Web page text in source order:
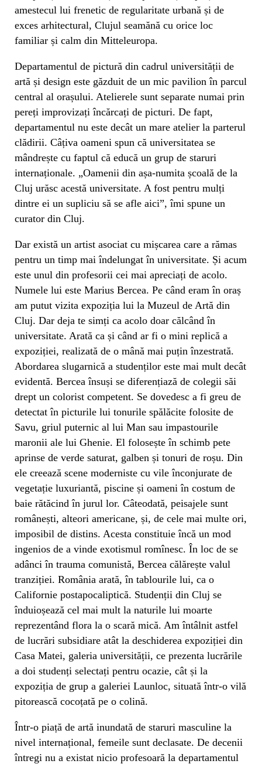
amestecul lui frenetic de regularitate urbană și de
exces arhitectural, Clujul seamănă cu orice loc
familiar și calm din Mitteleuropa.
Departamentul de pictură din cadrul universității de
artă și design este găzduit de un mic pavilion în parcul
central al orașului. Atelierele sunt separate numai prin
pereți improvizați încărcați de picturi. De fapt,
departamentul nu este decât un mare atelier la parterul
clădirii. Câțiva oameni spun că universitatea se
mândrește cu faptul că educă un grup de staruri
internaționale. „Oamenii din așa-numita școală de la
Cluj urăsc acestă universitate. A fost pentru mulți
dintre ei un supliciu să se afle aici”, îmi spune un
curator din Cluj.
Dar există un artist asociat cu mișcarea care a rămas
pentru un timp mai îndelungat în universitate. Și acum
este unul din profesorii cei mai apreciați de acolo.
Numele lui este Marius Bercea. Pe când eram în oraș
am putut vizita expoziția lui la Muzeul de Artă din
Cluj. Dar deja te simți ca acolo doar călcând în
universitate. Arată ca și când ar fi o mini replică a
expoziției, realizată de o mână mai puțin înzestrată.
Abordarea slugarnică a studenților este mai mult decât
evidentă. Bercea însuși se diferențiază de colegii săi
drept un colorist competent. Se dovedesc a fi greu de
detectat în picturile lui tonurile spălăcite folosite de
Savu, griul puternic al lui Man sau impastourile
maronii ale lui Ghenie. El folosește în schimb pete
aprinse de verde saturat, galben și tonuri de roșu. Din
ele creează scene moderniste cu vile înconjurate de
vegetație luxuriantă, piscine și oameni în costum de
baie rătăcind în jurul lor. Câteodată, peisajele sunt
românești, alteori americane, și, de cele mai multe ori,
imposibil de distins. Acesta constituie încă un mod
ingenios de a vinde exotismul romînesc. În loc de se
adânci în trauma comunistă, Bercea călărește valul
tranziției. România arată, în tablourile lui, ca o
Californie postapocaliptică. Studenții din Cluj se
înduioșează cel mai mult la naturile lui moarte
reprezentând flora la o scară mică. Am întâlnit astfel
de lucrări subsidiare atât la deschiderea expoziției din
Casa Matei, galeria universității, ce prezenta lucrările
a doi studenți selectați pentru ocazie, cât și la
expoziția de grup a galeriei Launloc, situată într-o vilă
pitorească cocoțată pe o colină.
Într-o piață de artă inundată de staruri masculine la
nivel internațional, femeile sunt declasate. De decenii
întregi nu a existat nicio profesoară la departamentul